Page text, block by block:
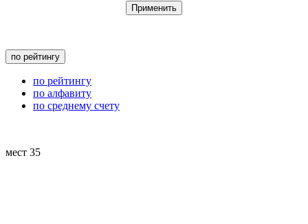
Применить
по рейтингу
по рейтингу
по алфавиту
по среднему счету
мест 35